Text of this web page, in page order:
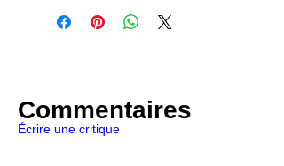
concentrées. Il est
chimiques. A utiliser donc
pour du prototypage
diversifié dans un environnement
Commentaires
Écrire une critique